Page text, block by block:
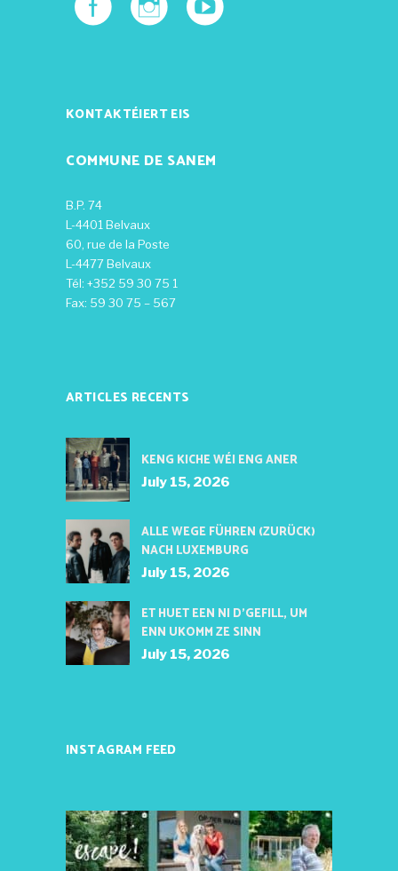
KONTAKTÉIERT EIS
COMMUNE DE SANEM
B.P. 74
L-4401 Belvaux
60, rue de la Poste
L-4477 Belvaux
Tél: +352 59 30 75 1
Fax: 59 30 75 – 567
ARTICLES RECENTS
KENG KICHE WÉI ENG ANER
July 15, 2026
ALLE WEGE FÜHREN (ZURÜCK)
NACH LUXEMBURG
July 15, 2026
ET HUET EEN NI D’GEFILL, UM
ENN UKOMM ZE SINN
July 15, 2026
INSTAGRAM FEED